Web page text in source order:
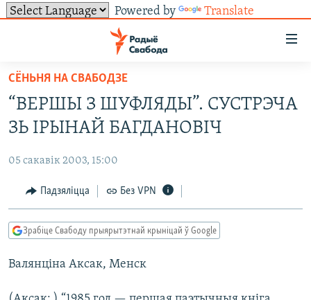
Powered by Translate
ўнівэрсальнага
доступу
Перайсьці
галоўнага
Перайсьці
Перайсьці
пошуку
НАВІНЫ
ЛЮДЗІ
ПАЛІТЫКА
ВАЙНА
БЕЛАРУСЫ НА ВАЙНЕ
ПАЛІТВЯЗЬНІ
ТОЛЬКІ НА СВАБОДЗЕ
БЛОГІ
ГІСТОРЫЯ НА СВАБОДЗЕ
КНІГІ
АЎДЫЁКНІГІ
PREMIUM
АБЫСЬЦІ БЛЯКАВАНЬНЕ
ПАДЗЯЛІЦЦА ІНФАРМАЦЫЯЙ
ПАДПІСАЦЦА
RSS
FACEBOOK
TWITTER
СЁНЬНЯ НА СВАБОДЗЕ
“ВЕРШЫ З ШУФЛЯДЫ”. СУСТРЭЧА
ЗЬ ІРЫНАЙ БАГДАНОВІЧ
05 сакавік 2003, 15:00
Падзяліцца Без VPN
Зрабіце Свабоду прыярытэтнай крыніцай ў Google
Валянціна Аксак, Менск